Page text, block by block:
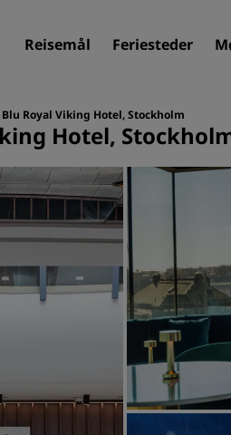
Reisemål Feriesteder
Blu Royal Viking Hotel, Stockholm
Hotel,